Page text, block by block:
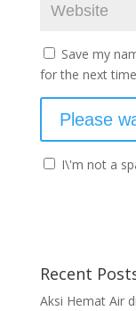
Save my
for the next
I\'m not a
Recent
Aksi Hemat Air